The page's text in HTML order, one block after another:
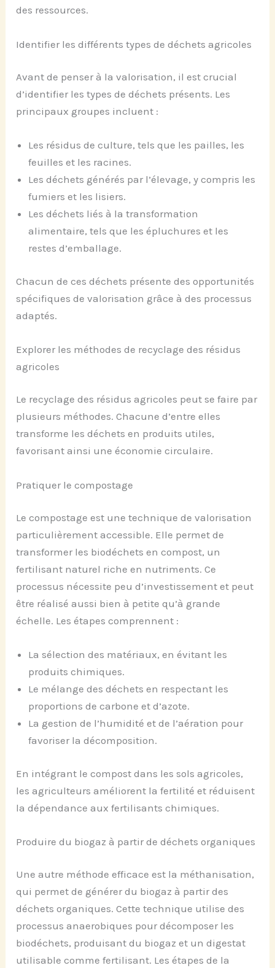
des ressources.
Identifier les différents types de déchets agricoles
Avant de penser à la valorisation, il est crucial
d’identifier les types de déchets présents. Les
principaux groupes incluent :
Les résidus de culture, tels que les pailles, les
feuilles et les racines.
Les déchets générés par l’élevage, y compris les
fumiers et les lisiers.
Les déchets liés à la transformation
alimentaire, tels que les épluchures et les
restes d’emballage.
Chacun de ces déchets présente des opportunités
spécifiques de valorisation grâce à des processus
adaptés.
Explorer les méthodes de recyclage des résidus
agricoles
Le recyclage des résidus agricoles peut se faire par
plusieurs méthodes. Chacune d’entre elles
transforme les déchets en produits utiles,
favorisant ainsi une économie circulaire.
Pratiquer le compostage
Le compostage est une technique de valorisation
particulièrement accessible. Elle permet de
transformer les biodéchets en compost, un
fertilisant naturel riche en nutriments. Ce
processus nécessite peu d’investissement et peut
être réalisé aussi bien à petite qu’à grande
échelle. Les étapes comprennent :
La sélection des matériaux, en évitant les
produits chimiques.
Le mélange des déchets en respectant les
proportions de carbone et d’azote.
La gestion de l’humidité et de l’aération pour
favoriser la décomposition.
En intégrant le compost dans les sols agricoles,
les agriculteurs améliorent la fertilité et réduisent
la dépendance aux fertilisants chimiques.
Produire du biogaz à partir de déchets organiques
Une autre méthode efficace est la méthanisation,
qui permet de générer du biogaz à partir des
déchets organiques. Cette technique utilise des
processus anaerobiques pour décomposer les
biodéchets, produisant du biogaz et un digestat
utilisable comme fertilisant. Les étapes de la